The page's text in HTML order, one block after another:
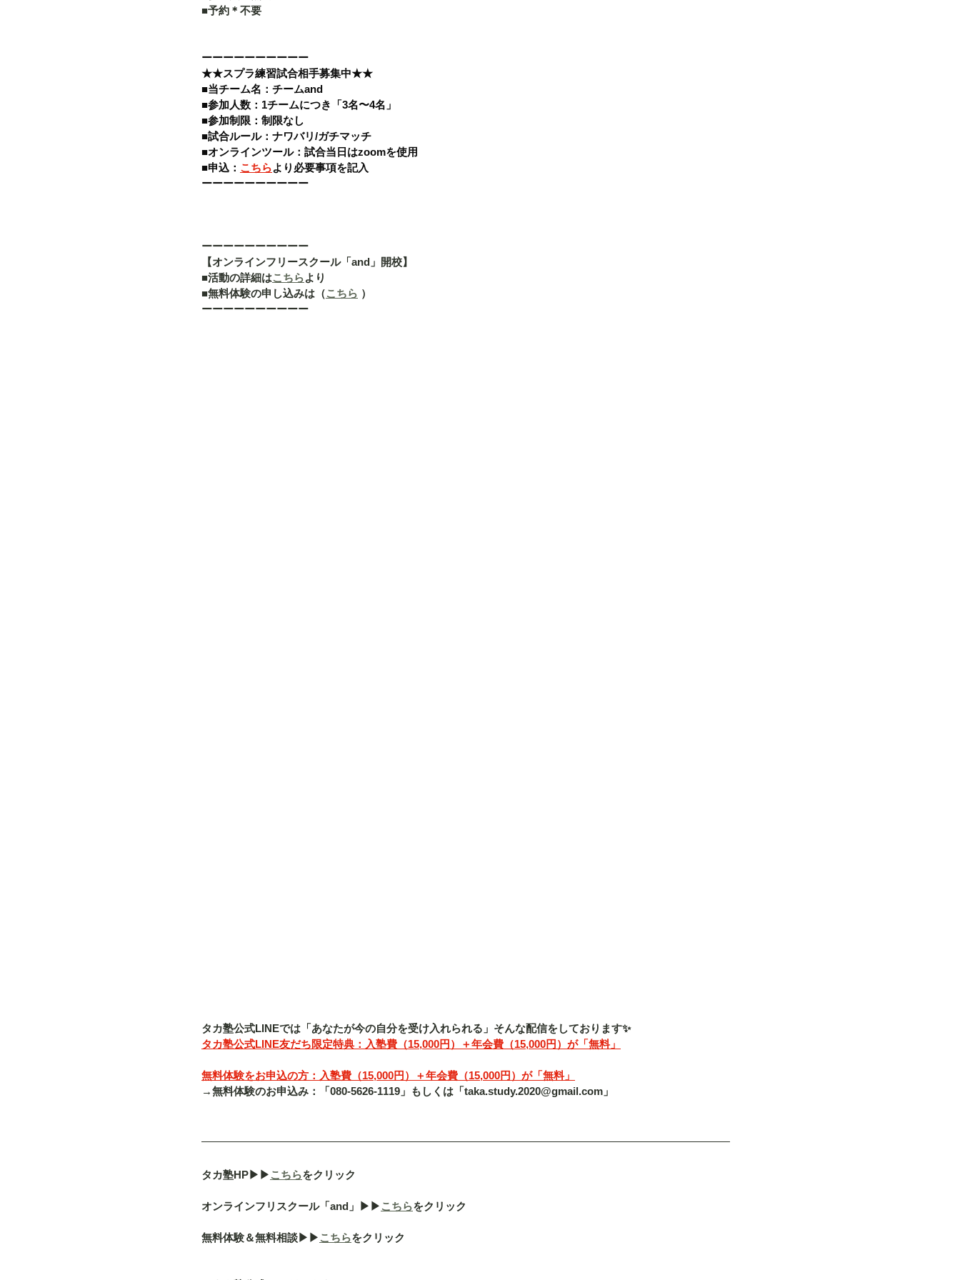
■予約＊不要
ーーーーーーーーーー
★★スプラ練習試合相手募集中★★
■当チーム名：チームand
■参加人数：1チームにつき「3名〜4名」
■参加制限：制限なし
■試合ルール：ナワバリ/ガチマッチ
■オンラインツール：試合当日はzoomを使用
■申込： こちらより必要事項を記入
ーーーーーーーーーー
ーーーーーーーーーー
【オンラインフリースクール「and」開校】
■活動の詳細はこちらより
■無料体験の申し込みは（こちら ）
ーーーーーーーーーー
タカ塾公式LINEでは「あなたが今の自分を受け入れられる」そんな配信をしております✨
タカ塾公式LINE友だち限定特典：入塾費（15,000円）＋年会費（15,000円）が「無料」
無料体験をお申込の方：入塾費（15,000円）＋年会費（15,000円）が「無料」
→無料体験のお申込み：「080-5626-1119」もしくは「taka.study.2020@gmail.com」
タカ塾HP▶︎▶︎こちらをクリック
オンラインフリスクール「and」▶︎▶︎こちらをクリック
無料体験＆無料相談▶︎▶︎こちらをクリック